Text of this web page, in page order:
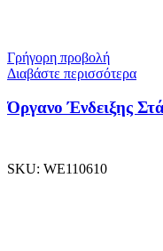
Γρήγορη προβολή
Διαβάστε περισσότερα
Όργανο Ένδειξης
SKU: WE110610